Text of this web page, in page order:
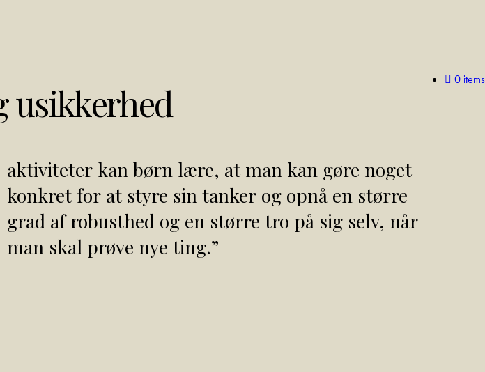
0 items
usikkerhed
aktiviteter kan børn lære, at man kan gøre noget
konkret for at styre sin tanker og opnå en større
grad af robusthed og en større tro på sig selv, når
man skal prøve nye ting.”